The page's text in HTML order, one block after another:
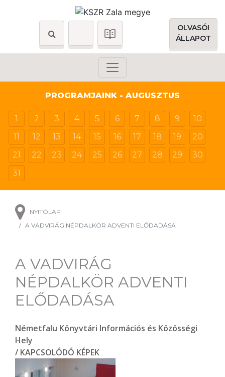
OLVASÓI
ÁLLAPOT
PROGRAMJAINK - AUGUSZTUS
1 2 3 4 5 6 7 8 9
10
11
12 13 14 15 16 17 18 19
20
21
22 23 24 25 26 27 28 29
30
31
NYITÓLAP
A VADVIRÁG NÉPDALKÖR ADVENTI ELŐDADÁSA
A VADVIRÁG
NÉPDALKÖR ADVENTI
ELŐDADÁSA
Németfalu Könyvtári Információs és Közösségi
Hely
/ KAPCSOLÓDÓ KÉPEK